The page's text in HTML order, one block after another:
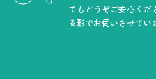
てもどうぞご安心くだ
る形でお伺いさせてい